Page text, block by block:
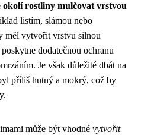
okolí rostliny mulčovat vrstvou
listím, slámou nebo
měl vytvořit vrstvu silnou
dodatečnou ochranu
Je však důležité dbát na
příliš hutný a mokrý, což by
může být vhodné vytvořit